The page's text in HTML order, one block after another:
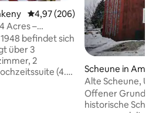
Durchschnittliche Bewertung:
4,97 (206)
Acres –
befindet sich
über 3
2
(4.
Scheune in Ames
Alte Scheune,
künstlerisch,
Offener
historische